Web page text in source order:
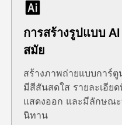
การสร้างรูปแบบ
สมัย
สร้างภาพถ่ายแบบการ์ตู
มีสีสันสดใส รายละเอียด
แสดงออก และมีลักษณ
นิทาน